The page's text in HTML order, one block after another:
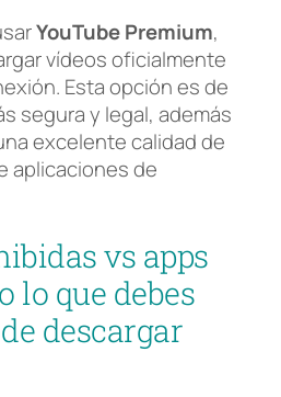
YouTube Premium,
vídeos oficialmente
Esta opción es de
segura y legal, además
excelente calidad de
aplicaciones de
vs apps
lo que debes
descargar